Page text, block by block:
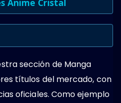
sección de Manga
títulos del mercado, con
oficiales. Como ejemplo